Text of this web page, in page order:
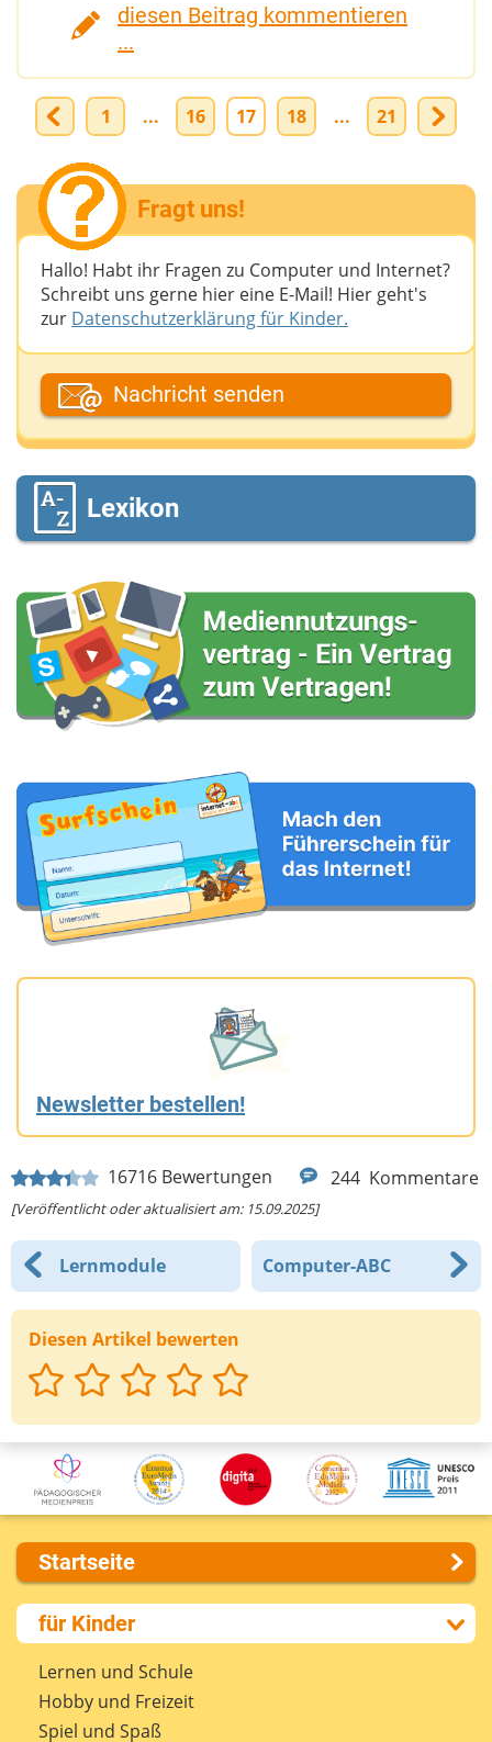
diesen Beitrag kommentieren
...
1 ... 16 17 18 ... 21
16716 Bewertungen 244 Kommentare
[Veröffentlicht oder aktualisiert am: 15.09.2025]
Lernmodule Computer-ABC
Diesen Artikel bewerten
Fragt uns!
Hallo! Habt ihr Fragen zu Computer und Internet?
Schreibt uns gerne hier eine E-Mail! Hier geht's
zur Datenschutzerklärung für Kinder.
Dein Fantasiename
Deine E-Mail-Adresse (wenn du eine Antwort
möchtest)
Deine Nachricht
Nachricht senden
Lexikon
Newsletter bestellen!
Startseite
Über uns
Presse
Kontakt
Impressum
Internet-ABC Sitemap
für Kinder
Lernen und Schule
Hobby und Freizeit
Spiel und Spaß